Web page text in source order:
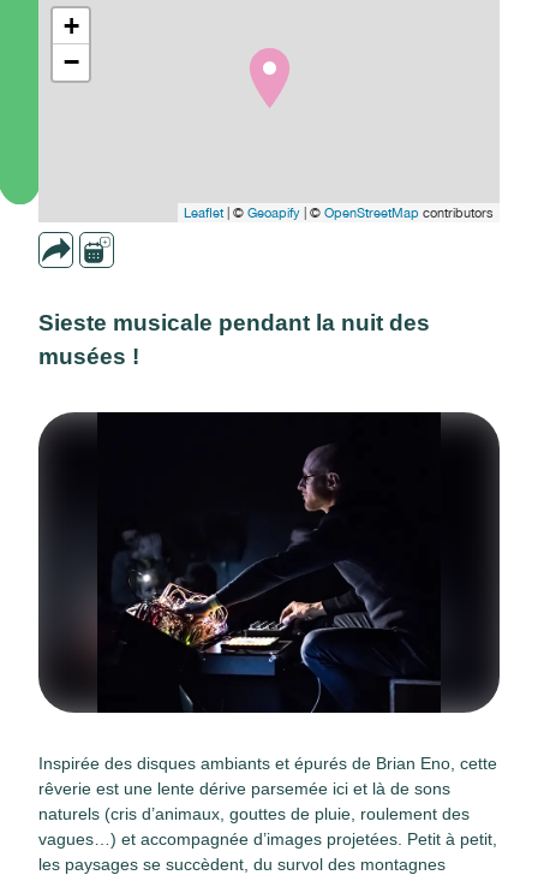
+
−
Leaflet| © Geoapify | © OpenStreetMap contributors
Sieste musicale pendant la nuit des
musées !
Inspirée des disques ambiants et épurés de Brian Eno, cette
rêverie est une lente dérive parsemée ici et là de sons
naturels (cris d’animaux, gouttes de pluie, roulement des
vagues…) et accompagnée d’images projetées. Petit à petit,
les paysages se succèdent, du survol des montagnes